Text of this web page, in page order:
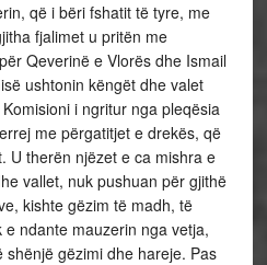
që i bëri fshatit të tyre, me
fjalimet u pritën me
Qeverinë e Vlorës dhe Ismail
ushtonin këngët dhe valet
i ngritur nga pleqësia
me përgatitjet e drekës, që
U therën njëzet e ca mishra e
vallet, nuk pushuan për gjithë
kishte gëzim të madh, të
ndante mauzerin nga vetja,
gëzimi dhe hareje. Pas